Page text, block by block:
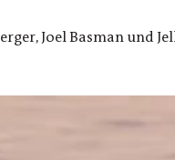
Joel Basman und